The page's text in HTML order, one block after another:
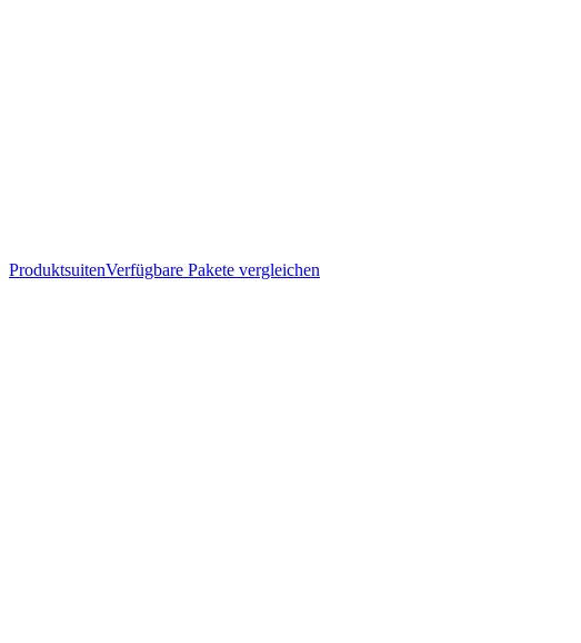
ProduktsuitenVerfügbare Pakete vergleichen